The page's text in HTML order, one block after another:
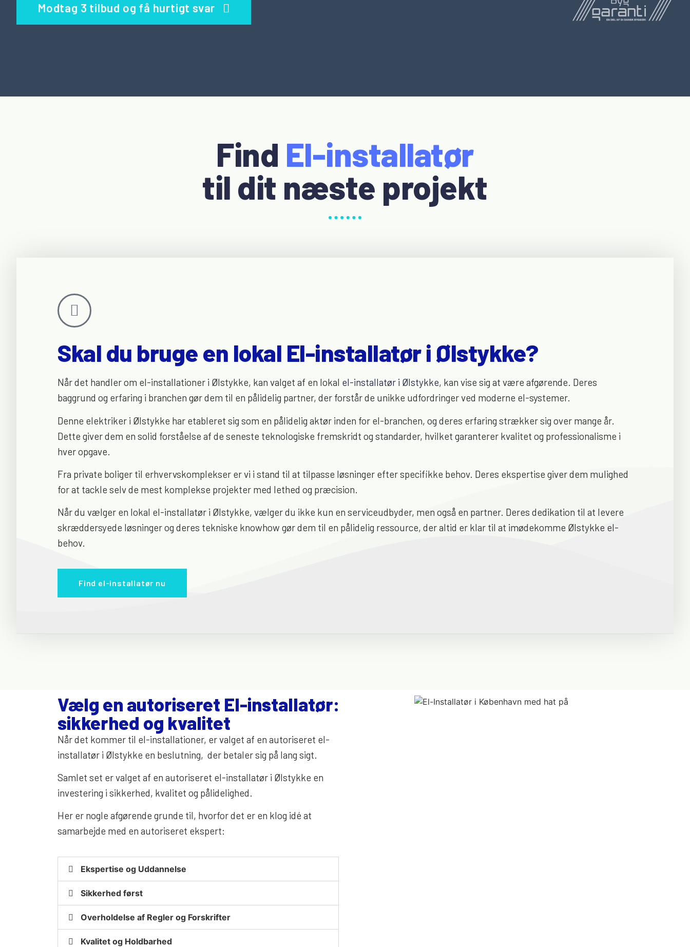
Modtag 3 tilbud og få hurtigt svar
Find El-installatør
til dit næste projekt
Skal du bruge en lokal El-installatør i Ølstykke?
Når det handler om el-installationer i Ølstykke, kan valget af en lokal el-installatør i Ølstykke, kan vise sig at være afgørende. Deres
baggrund og erfaring i branchen gør dem til en pålidelig partner, der forstår de unikke udfordringer ved moderne el-systemer.
Denne elektriker i Ølstykke har etableret sig som en pålidelig aktør inden for el-branchen, og deres erfaring strækker sig over mange år.
Dette giver dem en solid forståelse af de seneste teknologiske fremskridt og standarder, hvilket garanterer kvalitet og professionalisme i
hver opgave.
Fra private boliger til erhvervskomplekser er vi i stand til at tilpasse løsninger efter specifikke behov. Deres ekspertise giver dem mulighed
for at tackle selv de mest komplekse projekter med lethed og præcision.
Når du vælger en lokal el-installatør i Ølstykke, vælger du ikke kun en serviceudbyder, men også en partner. Deres dedikation til at levere
skræddersyede løsninger og deres tekniske knowhow gør dem til en pålidelig ressource, der altid er klar til at imødekomme Ølstykke el-
behov.
Find el-installatør nu
Vælg en autoriseret El-installatør:
sikkerhed og kvalitet
Når det kommer til el-installationer, er valget af en autoriseret el-
installatør i Ølstykke en beslutning, der betaler sig på lang sigt.
Samlet set er valget af en autoriseret el-installatør i Ølstykke en
investering i sikkerhed, kvalitet og pålidelighed.
Her er nogle afgørende grunde til, hvorfor det er en klog idé at
samarbejde med en autoriseret ekspert:
Ekspertise og Uddannelse
Sikkerhed først
Overholdelse af Regler og Forskrifter
Kvalitet og Holdbarhed